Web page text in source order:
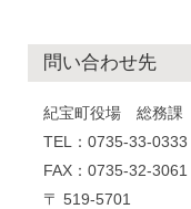
問い合わせ先
紀宝町役場 総務課
TEL：0735-33-0333
FAX：0735-32-3061
〒 519-5701